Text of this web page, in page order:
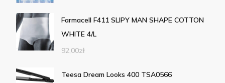
Farmacell F411 SLIPY MAN SHAPE COTTON
WHITE 4/L
92,00zł
Teesa Dream Looks 400 TSA0566